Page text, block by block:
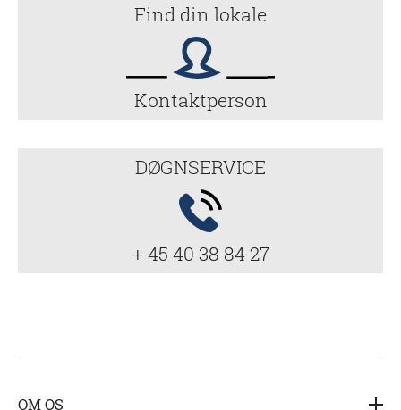
Find din lokale
Kontaktperson
DØGNSERVICE
+ 45 40 38 84 27
OM OS